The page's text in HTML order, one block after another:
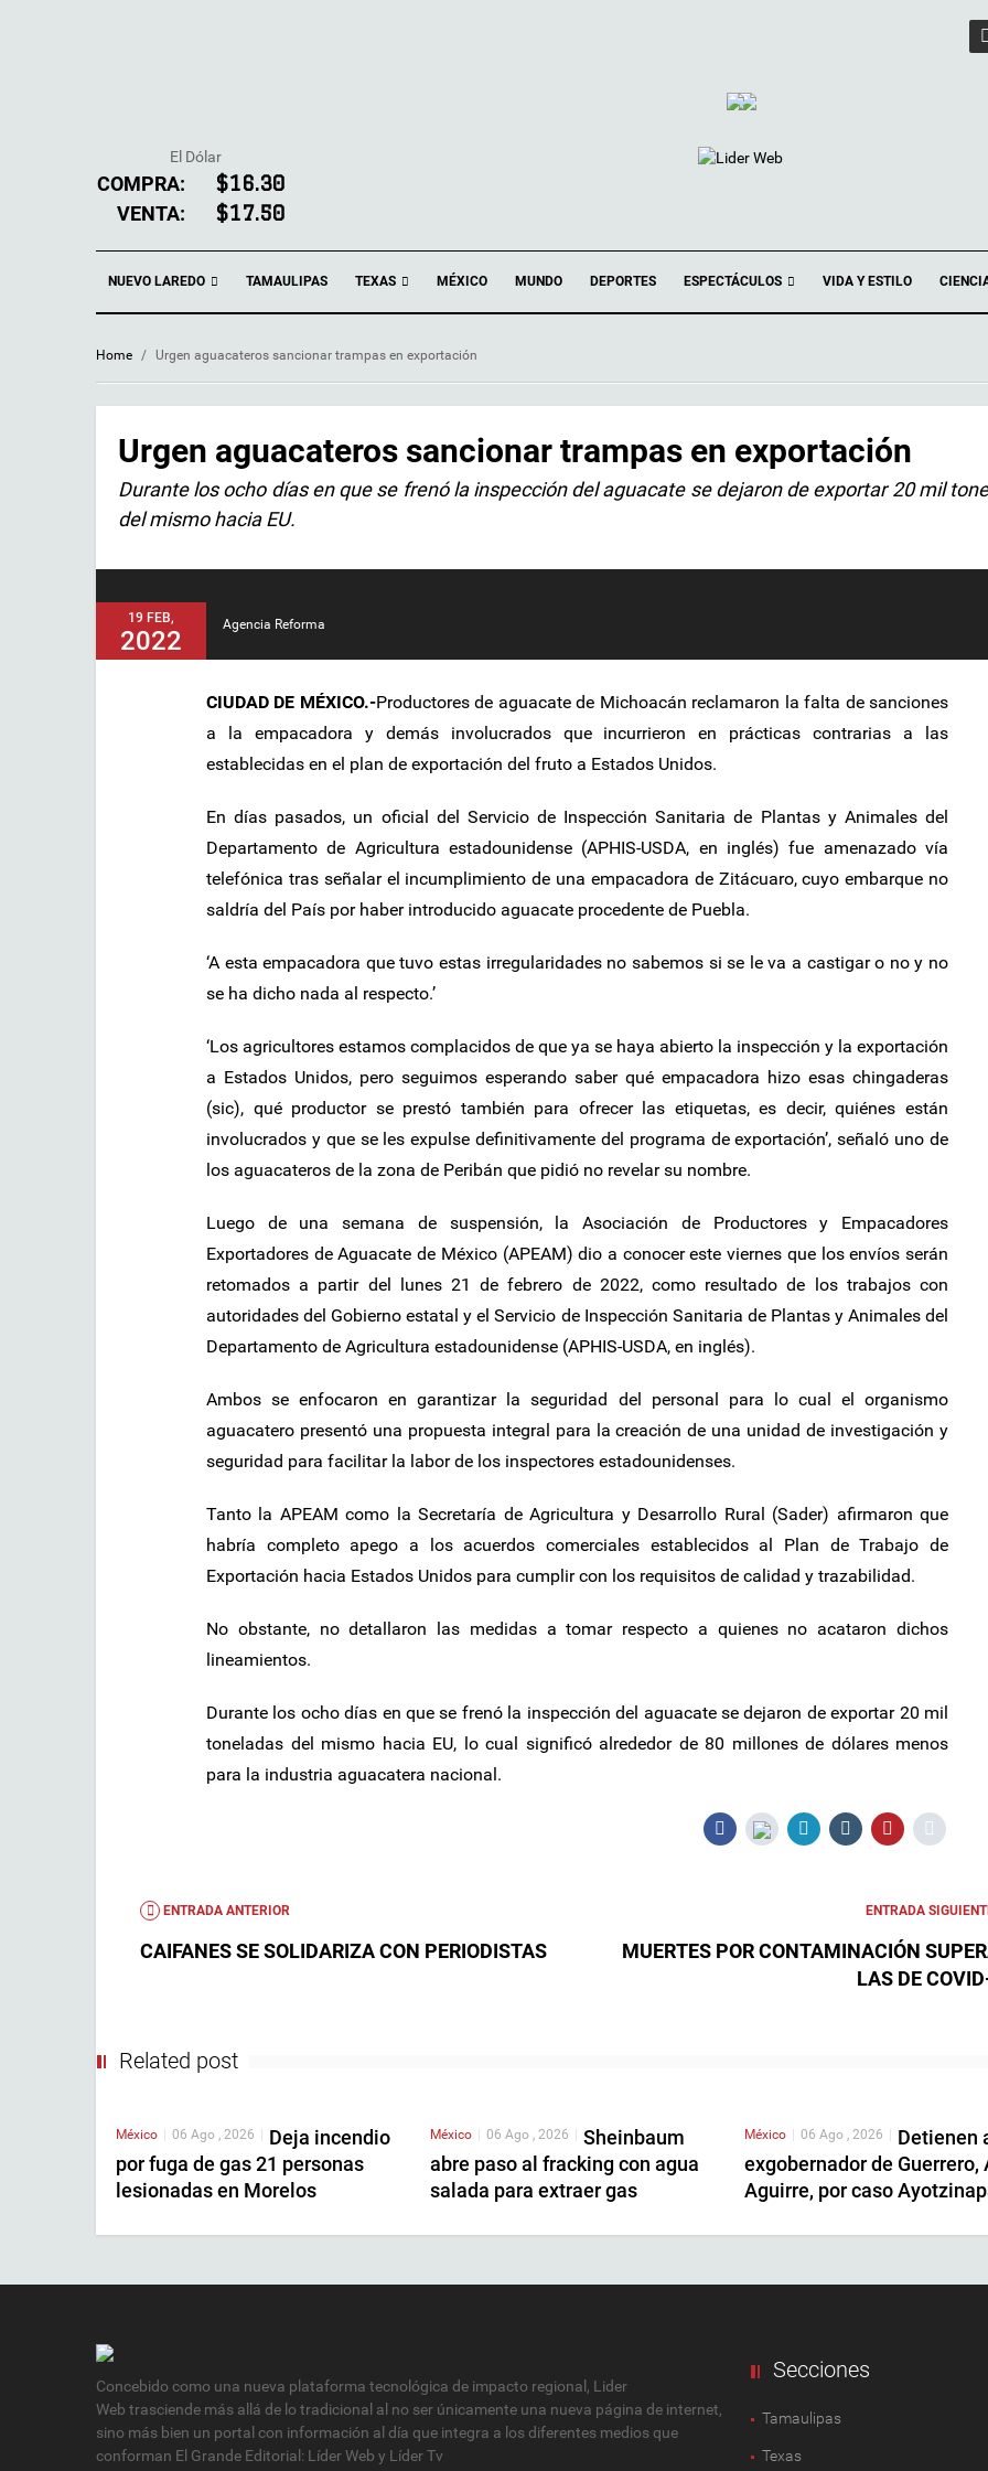
El Dólar
COMPRA: $16.30
VENTA: $17.50
NUEVO LAREDO TAMAULIPAS TEXAS MÉXICO MUNDO DEPORTES ESPECTÁCULOS VIDA Y ESTILO
Home / Urgen aguacateros sancionar trampas en exportación
Urgen aguacateros sancionar trampas en exportación
Durante los ocho días en que se frenó la inspección del aguacate se dejaron de exportar 20 mil
del mismo hacia EU.
19 FEB,
2022
Agencia Reforma
CIUDAD DE MÉXICO.-Productores de aguacate de Michoacán reclamaron la falta de sanciones
a la empacadora y demás involucrados que incurrieron en prácticas contrarias a las
establecidas en el plan de exportación del fruto a Estados Unidos.
En días pasados, un oficial del Servicio de Inspección Sanitaria de Plantas y Animales del
Departamento de Agricultura estadounidense (APHIS-USDA, en inglés) fue amenazado vía
telefónica tras señalar el incumplimiento de una empacadora de Zitácuaro, cuyo embarque no
saldría del País por haber introducido aguacate procedente de Puebla.
‘A esta empacadora que tuvo estas irregularidades no sabemos si se le va a castigar o no y no
se ha dicho nada al respecto.’
‘Los agricultores estamos complacidos de que ya se haya abierto la inspección y la exportación
a Estados Unidos, pero seguimos esperando saber qué empacadora hizo esas chingaderas
(sic), qué productor se prestó también para ofrecer las etiquetas, es decir, quiénes están
involucrados y que se les expulse definitivamente del programa de exportación’, señaló uno de
los aguacateros de la zona de Peribán que pidió no revelar su nombre.
Luego de una semana de suspensión, la Asociación de Productores y Empacadores
Exportadores de Aguacate de México (APEAM) dio a conocer este viernes que los envíos serán
retomados a partir del lunes 21 de febrero de 2022, como resultado de los trabajos con
autoridades del Gobierno estatal y el Servicio de Inspección Sanitaria de Plantas y Animales del
Departamento de Agricultura estadounidense (APHIS-USDA, en inglés).
Ambos se enfocaron en garantizar la seguridad del personal para lo cual el organismo
aguacatero presentó una propuesta integral para la creación de una unidad de investigación y
seguridad para facilitar la labor de los inspectores estadounidenses.
Tanto la APEAM como la Secretaría de Agricultura y Desarrollo Rural (Sader) afirmaron que
habría completo apego a los acuerdos comerciales establecidos al Plan de Trabajo de
Exportación hacia Estados Unidos para cumplir con los requisitos de calidad y trazabilidad.
No obstante, no detallaron las medidas a tomar respecto a quienes no acataron dichos
lineamientos.
Durante los ocho días en que se frenó la inspección del aguacate se dejaron de exportar 20 mil
toneladas del mismo hacia EU, lo cual significó alrededor de 80 millones de dólares menos
para la industria aguacatera nacional.
ENTRADA ANTERIOR
CAIFANES SE SOLIDARIZA CON PERIODISTAS
ENTRADA
MUERTES POR CONTAMINACIÓN
LAS DE
Related post
México | 06 Ago , 2026 | Deja incendio
por fuga de gas 21 personas
lesionadas en Morelos
México | 06 Ago , 2026 | Sheinbaum
abre paso al fracking con agua
salada para extraer gas
México | 06 Ago , 2026 | Detienen
exgobernador de Guerrero,
Aguirre, por caso
Concebido como una nueva plataforma tecnológica de impacto regional, Lider
Web trasciende más allá de lo tradicional al no ser únicamente una nueva página de internet,
sino más bien un portal con información al día que integra a los diferentes medios que
conforman El Grande Editorial: Líder Web y Líder Tv
Secciones
Tamaulipas
Texas